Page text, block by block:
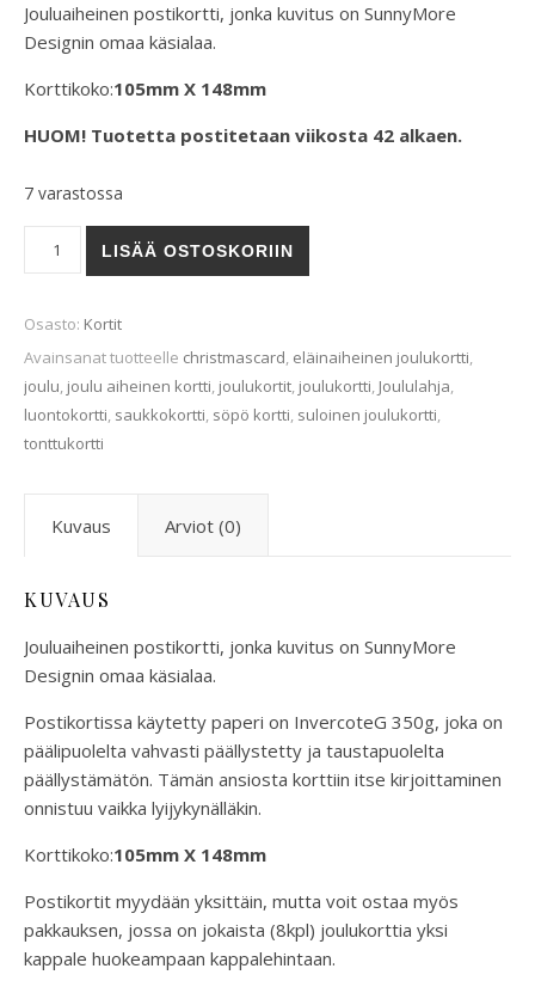
Jouluaiheinen postikortti, jonka kuvitus on SunnyMore
Designin omaa käsialaa.
Korttikoko:105mm X 148mm
HUOM! Tuotetta postitetaan viikosta 42 alkaen.
7 varastossa
Saukkotonttu-postikortti määrä
LISÄÄ OSTOSKORIIN
Osasto: Kortit
Avainsanat tuotteelle christmascard, eläinaiheinen joulukortti,
joulu, joulu aiheinen kortti, joulukortit, joulukortti, Joululahja,
luontokortti, saukkokortti, söpö kortti, suloinen joulukortti,
tonttukortti
Kuvaus Arviot (0)
KUVAUS
Jouluaiheinen postikortti, jonka kuvitus on SunnyMore
Designin omaa käsialaa.
Postikortissa käytetty paperi on InvercoteG 350g, joka on
päälipuolelta vahvasti päällystetty ja taustapuolelta
päällystämätön. Tämän ansiosta korttiin itse kirjoittaminen
onnistuu vaikka lyijykynälläkin.
Korttikoko:105mm X 148mm
Postikortit myydään yksittäin, mutta voit ostaa myös
pakkauksen, jossa on jokaista (8kpl) joulukorttia yksi
kappale huokeampaan kappalehintaan.